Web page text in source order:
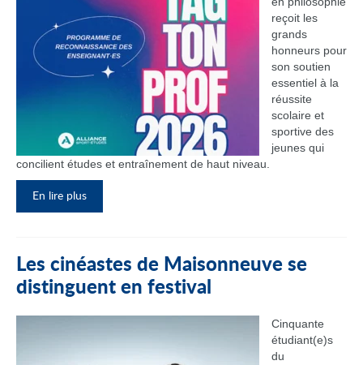
reçoit les
grands
honneurs pour
son soutien
essentiel à la
réussite
scolaire et
sportive des
jeunes qui
concilient études et entraînement de haut niveau.
En lire plus
Les cinéastes de Maisonneuve se
distinguent en festival
Cinquante
étudiant(e)s
du